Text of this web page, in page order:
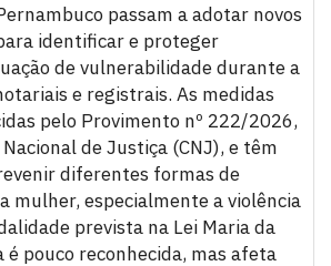
passam a adotar novos
identificar e proteger
de vulnerabilidade durante a
e registrais. As medidas
pelo Provimento nº 222/2026,
de Justiça (CNJ), e têm
diferentes formas de
mulher, especialmente a violência
prevista na Lei Maria da
é pouco reconhecida, mas afeta